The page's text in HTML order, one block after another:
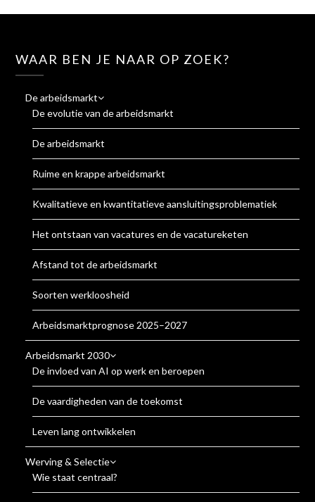
WAAR BEN JE NAAR OP ZOEK?
De arbeidsmarkt
De evolutie van de arbeidsmarkt
De arbeidsmarkt
Ruime en krappe arbeidsmarkt
Kwalitatieve en kwantitatieve aansluitingsproblematiek
Het ontstaan van vacatures en de vacatureketen
Afstand tot de arbeidsmarkt
Soorten werkloosheid
Arbeidsmarktprognose 2025–2027
Arbeidsmarkt 2030
De invloed van AI op werk en beroepen
De vaardigheden van de toekomst
Leven lang ontwikkelen
Werving & Selectie
Wie staat centraal?